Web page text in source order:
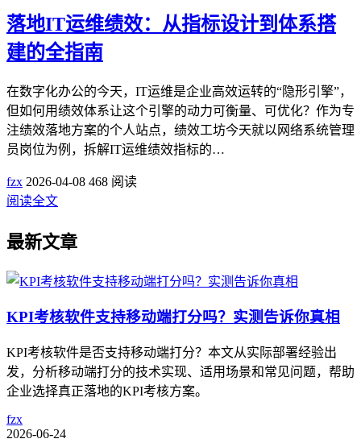
落地IT运维绩效：从指标设计到体系搭
建的全指南
在数字化办公的今天，IT运维是企业高效运转的“隐形引擎”，
但如何用绩效体系让这个引擎的动力可衡量、可优化？作为专
注绩效落地方案的个人站点，绩效工坊今天就以网络系统管理
员岗位为例，拆解IT运维绩效指标的…
fzx 2026-04-08 468 阅读
阅读全文
最新文章
KPI考核软件支持移动端打分吗？实测告诉你真相
KPI考核软件是否支持移动端打分？本文从实际部署经验出
发，分析移动端打分的技术实现、适用场景和常见问题，帮助
企业选择真正落地的KPI考核方案。
fzx
2026-06-24